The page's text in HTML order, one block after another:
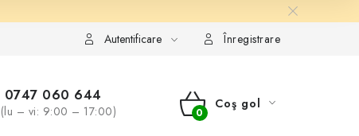
Autentificare Înregistrare
0747 060 644
(lu – vi: 9:00 – 17:00)
COŞ
Coş gol